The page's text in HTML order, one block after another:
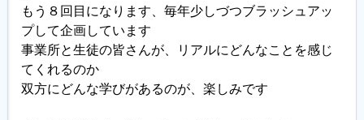
もう８回目になります、毎年少しづつブラッシュアッ
プして企画しています
事業所と生徒の皆さんが、リアルにどんなことを感じ
てくれるのか
双方にどんな学びがあるのが、楽しみです